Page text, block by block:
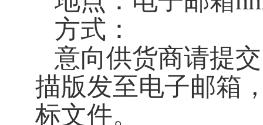
方式：
意向供货商请提
描版发至电子邮箱
标文件。